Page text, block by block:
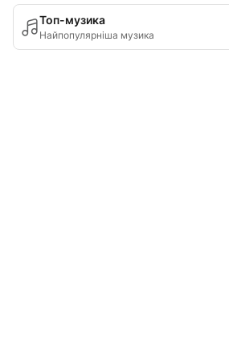
Топ-музика
Найпопулярніша музика